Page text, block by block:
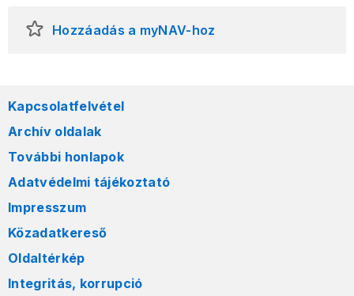
Hozzáadás a myNAV-hoz
Kapcsolatfelvétel
Archív oldalak
További honlapok
Adatvédelmi tájékoztató
Impresszum
Közadatkereső
Oldaltérkép
Integritás, korrupció